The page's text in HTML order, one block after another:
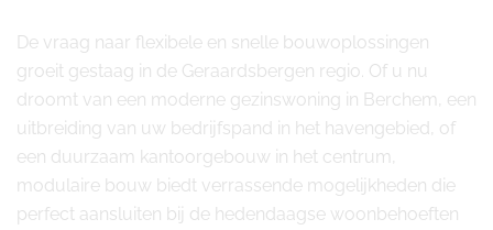
De vraag naar flexibele en snelle bouwoplossingen
groeit gestaag in de Geraardsbergen regio. Of u nu
droomt van een moderne gezinswoning in Berchem, een
uitbreiding van uw bedrijfspand in het havengebied, of
een duurzaam kantoorgebouw in het centrum,
modulaire bouw biedt verrassende mogelijkheden die
perfect aansluiten bij de hedendaagse woonbehoeften